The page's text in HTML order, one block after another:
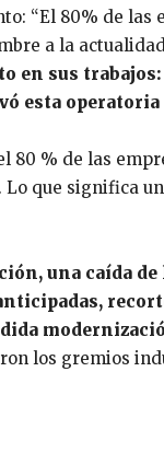
“El 80% de las
a la
en sus
esta operatoria
% de las
que significa
una caída
los gremios